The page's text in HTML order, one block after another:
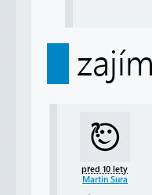
před 10 lety
Martin Sura